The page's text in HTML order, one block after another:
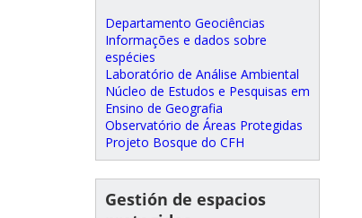
Departamento Geociências
Informações e dados sobre
espécies
Laboratório de Análise Ambiental
Núcleo de Estudos e Pesquisas em
Ensino de Geografia
Observatório de Áreas Protegidas
Projeto Bosque do CFH
Gestión de espacios